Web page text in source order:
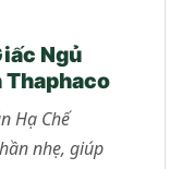
Ngủ
Thaphaco
Hạ Chế
nhẹ, giúp